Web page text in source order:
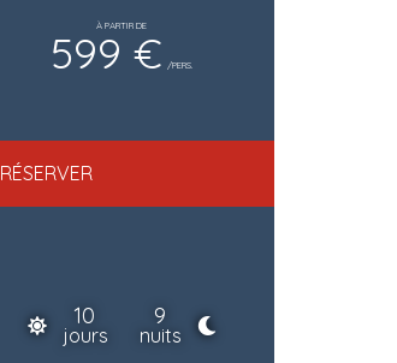
À PARTIR DE
599 € /PERS.
RÉSERVER
10
jours
9
nuits